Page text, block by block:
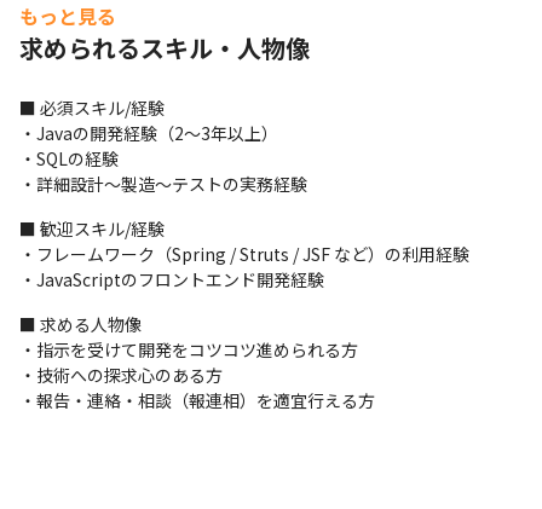
★防衛省向け大規模Webシステム開発 ★大手IT企業向けシステム
開発 ★大手通信会社向けアプリ開発 ★クレジットカード決済の基
盤システム更改 ★電気自動車の外部DBとの連携システム開発
イズ案件 ★財務会計システムの刷新化 ★生産管理システムのWEB
アプリ新規構築 など
■ この仕事の面白み、魅力
価値観マッチング」です！
配属先の雰囲気がエンジニアの価値観に合っているか、短期・中
長期でやっていきたいことや働き方など、エンジニア一人一人違
って当然ですので、そういった所まで落とし込み配属先や担当し
てもらう業務を決めていきます。
またリーダーとしての業務にチャレンジしたい方や、上流工程SE
へとステップアップしたい方も大歓迎です！
もっと見る
求められるスキル・人物像
■ 必須スキル/経験
・Javaの開発経験（2～3年以上）
・SQLの経験
・詳細設計～製造～テストの実務経験
■ 歓迎スキル/経験
・フレームワーク（Spring / Struts / JSF など）の利用経験
・JavaScriptのフロントエンド開発経験
■ 求める人物像
・指示を受けて開発をコツコツ進められる方
・技術への探求心のある方
・報告・連絡・相談（報連相）を適宜行える方